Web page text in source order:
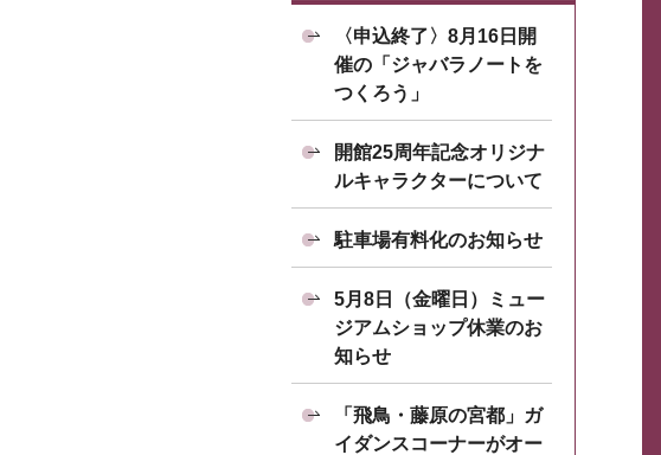
〈申込終了〉8月16日開
催の「ジャバラノートを
つくろう」
開館25周年記念オリジナ
ルキャラクターについて
駐車場有料化のお知らせ
5月8日（金曜日）ミュー
ジアムショップ休業のお
知らせ
「飛鳥・藤原の宮都」ガ
イダンスコーナーがオー